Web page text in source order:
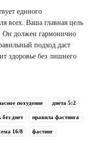
единого
всех. Ваша главная цель
должен гармонично
подход даст
здоровье без лишнего
похудение диета 5:2
без диет правила фастинга
16/8 фастинг